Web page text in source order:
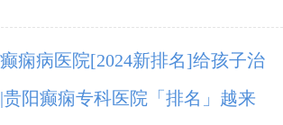
痫病医院[2024新排名]给孩子治
方式？
贵阳癫痫专科医院「排名」越来